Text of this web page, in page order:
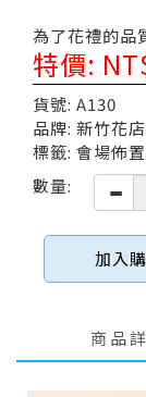
為了花禮的品
特價:
貨號: A130
品牌: 新竹花
標籤: 會場佈
數量:
加入
商品